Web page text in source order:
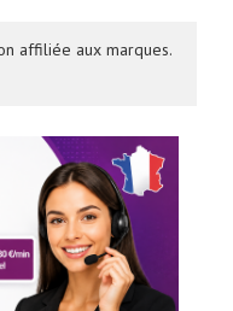
affiliée aux marques.